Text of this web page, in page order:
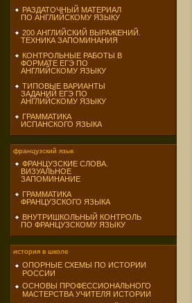
РАЗДАТОЧНЫЙ МАТЕРИАЛ
ПО АНГЛИЙСКОМУ ЯЗЫКУ
200 АНГЛИЙСКИЙ ВЫРАЖЕНИЙ.
ТЕХНИКА ЗАПОМИНАНИЯ
КОНТРОЛЬНЫЕ РАБОТЫ В
ФОРМАТЕ ЕГЭ ПО
АНГЛИЙСКОМУ ЯЗЫКУ
ТИПОВЫЕ ВАРИАНТЫ
ЗАДАНИЙ ЕГЭ ПО
АНГЛИЙСКОМУ ЯЗЫКУ
ГРАММАТИКА
ИСПАНСКОГО ЯЗЫКА
французский язык
ФРАНЦУЗСКИЕ СЛОВА.
ВИЗУАЛЬНОЕ
ЗАПОМИНАНИЕ
ГРАММАТИКА
ФРАНЦУЗСКОГО ЯЗЫКА
ВНУТРИШКОЛЬНЫЙ КОНТРОЛЬ
ПО ФРАНЦУЗСКОМУ ЯЗЫКУ
история в школе
ОПОРНЫЕ СХЕМЫ ПО ИСТОРИИ
РОССИИ
ОСНОВЫ ПРОФЕССИОНАЛЬНОГО
МАСТЕРСТВА УЧИТЕЛЯ ИСТОРИИ